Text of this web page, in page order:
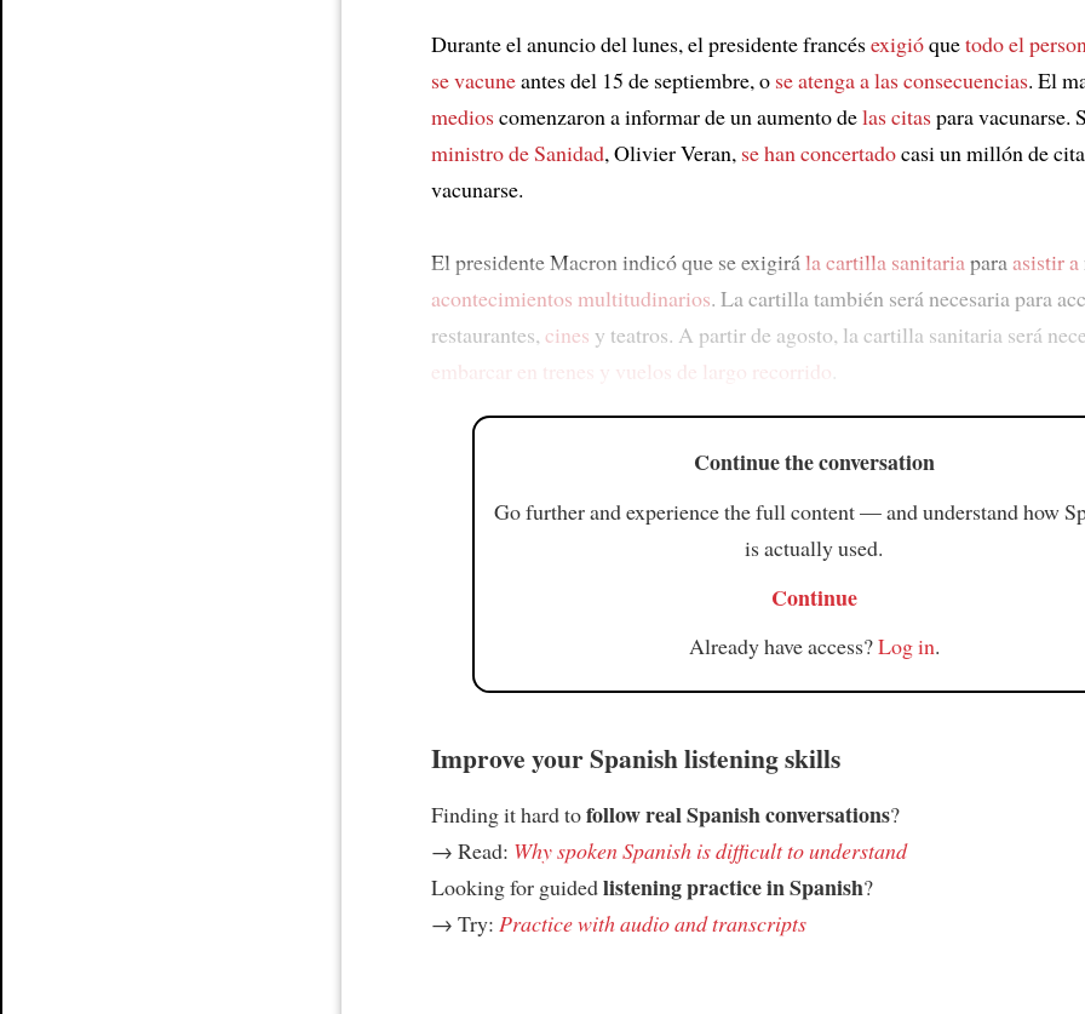
Durante el anuncio del lunes, el presidente francésexigióquetodo el
se vacuneantes del 15 de septiembre, o se atenga a las consecuencias. El
medioscomenzaron a informar de un aumento delas citaspara vacunarse.
ministro de Sanidad, Olivier Veran, se han concertadocasi un millón de
vacunarse.
El presidente Macron indicó que se exigirála cartilla sanitariaparaasistir a
acontecimientos multitudinarios. La cartilla también será necesaria para
restaurantes, cines y teatros. A partir de agosto, la cartilla sanitaria será
embarcar en
trenes y vuelos de largo recorrido
Continue the conversation
Go further and experience the full content — and understand how
is actually used.
Continue
Already have access?Log in.
Improve your Spanish listening skills
Finding it hard tofollow real Spanish conversations?
→ Read: Why spoken Spanish is difficult to understand
Looking for guidedlistening practice in Spanish?
→ Try: Practice with audio and transcripts